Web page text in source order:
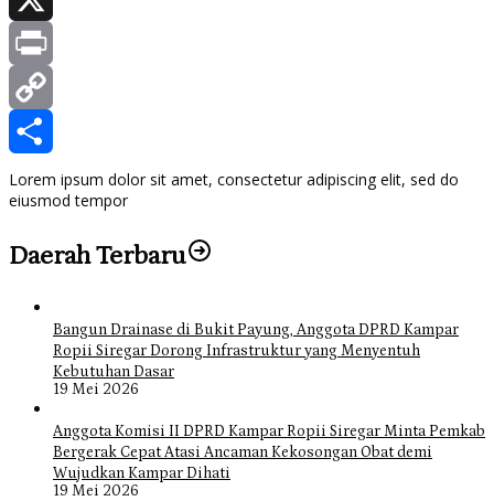
X
Print
Copy
Link
Share
Lorem ipsum dolor sit amet, consectetur adipiscing elit, sed do
eiusmod tempor
Daerah Terbaru
Bangun Drainase di Bukit Payung, Anggota DPRD Kampar
Ropii Siregar Dorong Infrastruktur yang Menyentuh
Kebutuhan Dasar
19 Mei 2026
Anggota Komisi II DPRD Kampar Ropii Siregar Minta Pemkab
Bergerak Cepat Atasi Ancaman Kekosongan Obat demi
Wujudkan Kampar Dihati
19 Mei 2026